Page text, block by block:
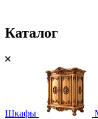
Каталог
Шкафы